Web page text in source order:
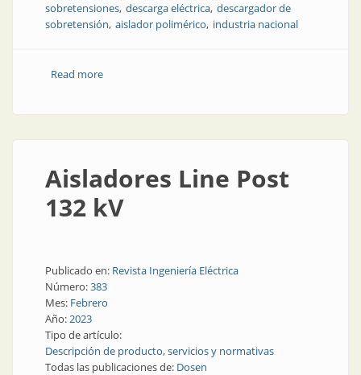
sobretensiones descarga eléctrica descargador de
sobretensión aislador polimérico industria nacional
Read moreabout Descargadores de sobretensión
Aisladores Line Post
132 kV
Publicado en: Revista Ingeniería Eléctrica
Número:383
Mes: Febrero
Año:2023
Tipo de artículo:
Descripción de producto, servicios y normativas
Todas las publicaciones de: Dosen